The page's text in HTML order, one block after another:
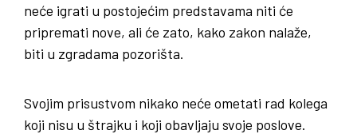
neće igrati u postojećim predstavama niti će
pripremati nove, ali će zato, kako zakon nalaže,
biti u zgradama pozorišta.
Svojim prisustvom nikako neće ometati rad kolega
koji nisu u štrajku i koji obavljaju svoje poslove.